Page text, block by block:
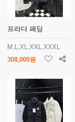
프라다 패딩
M,L,XL,XXL,XXXL
308,000원